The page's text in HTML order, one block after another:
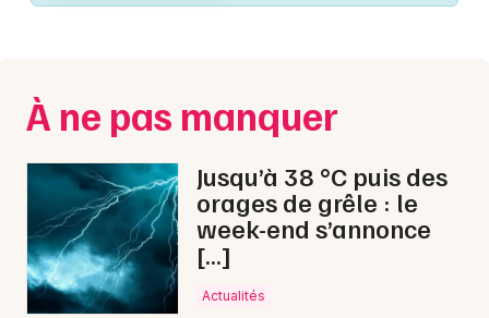
Foires & salons
Concerts
Sports
Soirées
Sorties famille
Nice
Paris
Strasbourg
Toulouse
Toutes les villes
À ne pas manquer
Jusqu’à 38 °C puis des
orages de grêle : le
week-end s’annonce
[…]
Actualités